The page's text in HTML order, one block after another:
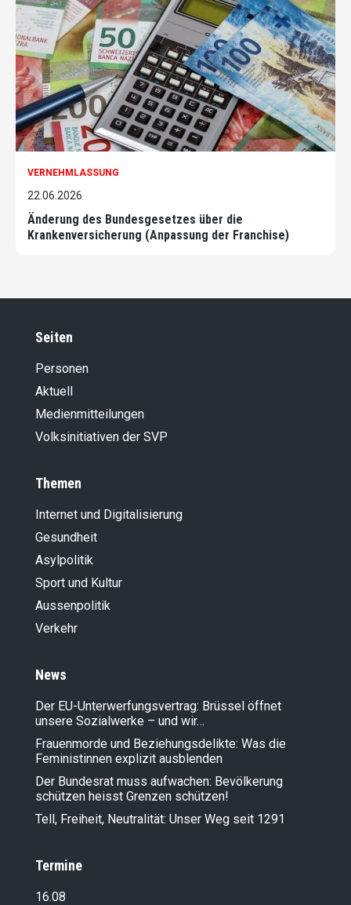
VERNEHMLASSUNG
22.06.2026
Änderung des Bundesgesetzes über die
Krankenversicherung (Anpassung der Franchise)
Seiten
Personen
Aktuell
Medienmitteilungen
Volksinitiativen der SVP
Themen
Internet und Digitalisierung
Gesundheit
Asylpolitik
Sport und Kultur
Aussenpolitik
Verkehr
News
Der EU-Unterwerfungsvertrag: Brüssel öffnet
unsere Sozialwerke – und wir…
Frauenmorde und Beziehungsdelikte: Was die
Feministinnen explizit ausblenden
Der Bundesrat muss aufwachen: Bevölkerung
schützen heisst Grenzen schützen!
Tell, Freiheit, Neutralität: Unser Weg seit 1291
Termine
16.08